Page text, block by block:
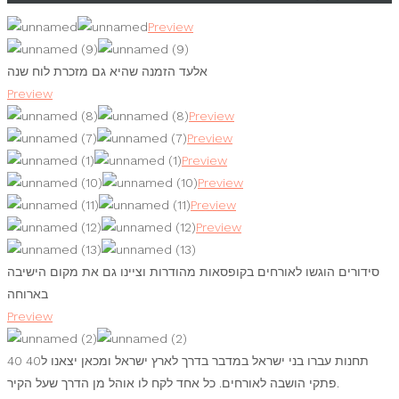
אלעד הזמנה שהיא גם מזכרת לוח שנה
הוגשו לאורחים בקופסאות מהודרות וציינו גם את מקום הישיבה
40 תחנות עברו בני ישראל במדבר בדרך לארץ ישראל ומכאן יצאנו ל40